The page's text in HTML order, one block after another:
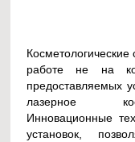
работе не на
предоставляемых
лазерное
Инновационные
установок,